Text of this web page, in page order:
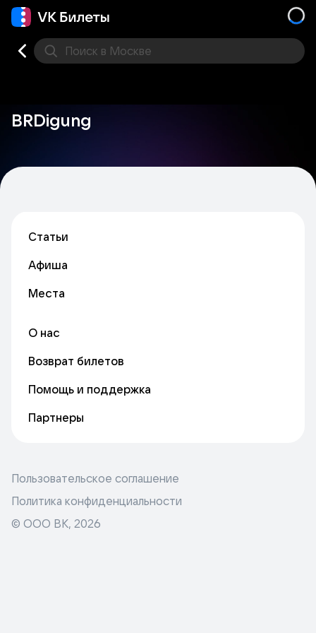
Поиск в Москве
BRDigung
Статьи
Афиша
Места
О нас
Возврат билетов
Помощь и поддержка
Партнеры
Пользовательское соглашение
Политика конфиденциальности
© ООО ВК, 2026